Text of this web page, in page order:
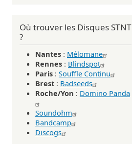
Où trouver les Disques STNT
?
Nantes : Mélomane
Rennes : Blindspot
Paris : Souffle Continu
Brest : Badseeds
Roche/Yon : Domino Panda
Soundohm
Bandcamp
Discogs